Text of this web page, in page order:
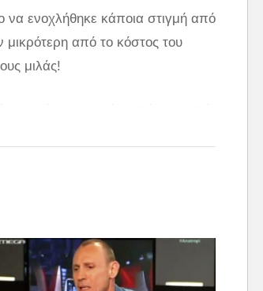
να ενοχλήθηκε κάποια στιγμή από
μικρότερη από το κόστος του
μιλάς!
εταιρίας με τρόπο με τον